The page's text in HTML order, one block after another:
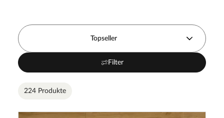
Topseller
Filter
224 Produkte